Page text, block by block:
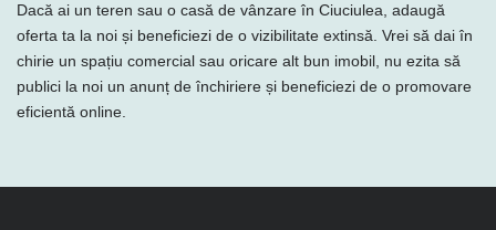
Dacă ai un teren sau o casă de vânzare în Ciuciulea, adaugă
oferta ta la noi și beneficiezi de o vizibilitate extinsă. Vrei să dai în
chirie un spațiu comercial sau oricare alt bun imobil, nu ezita să
publici la noi un anunț de închiriere și beneficiezi de o promovare
eficientă online.